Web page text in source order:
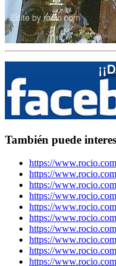
También puede
https://
https://
https://
https://
https://
https://
https://
https://
https://
https://